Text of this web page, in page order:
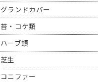
グランドカバー
苔・コケ類
ハーブ類
芝生
コニファー